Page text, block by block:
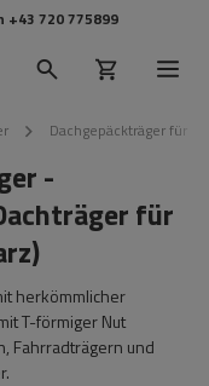
+43 720 775899
Dachgepäckträger für
-
für
herkömmlicher
T-förmiger Nut
Fahrradträgern und